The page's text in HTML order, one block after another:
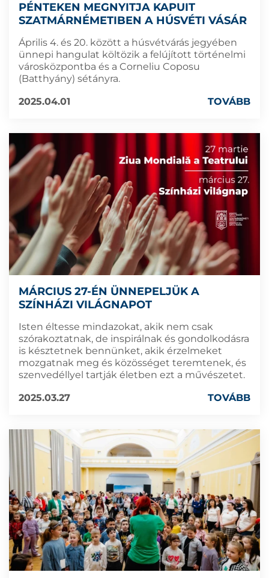
PÉNTEKEN MEGNYITJA KAPUIT
SZATMÁRNÉMETIBEN A HÚSVÉTI VÁSÁR
Április 4. és 20. között a húsvétvárás jegyében
ünnepi hangulat költözik a felújított történelmi
városközpontba és a Corneliu Coposu
(Batthyány) sétányra.
2025.04.01
TOVÁBB
MÁRCIUS 27-ÉN ÜNNEPELJÜK A
SZÍNHÁZI VILÁGNAPOT
Isten éltesse mindazokat, akik nem csak
szórakoztatnak, de inspirálnak és gondolkodásra
is késztetnek bennünket, akik érzelmeket
mozgatnak meg és közösséget teremtenek, és
szenvedéllyel tartják életben ezt a művészetet.
2025.03.27
TOVÁBB